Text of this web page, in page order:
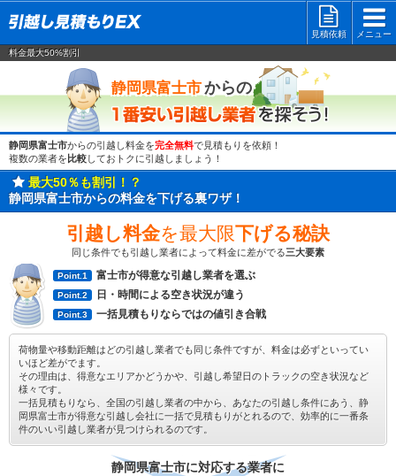
見積依頼
メニュー
料金最大50%割引
静岡県富士市からの
静岡県富士市からの引越し料金を完全無料で見積もりを依頼！
複数の業者を 比較しておトクに引越しましょう！
最大50％も割引！？
静岡県富士市からの料金を下げる裏ワザ！
引越し料金を最大限下げる秘訣
同じ条件でも引越し業者によって料金に差がでる三大要素
Point.1 富士市が得意な引越し業者を選ぶ
Point.2 日・時間による空き状況が違う
Point.3 一括見積もりならではの値引き合戦
荷物量や移動距離はどの引越し業者でも同じ条件ですが、料金は必ずといってい
いほど差がでます。
その理由は、得意なエリアかどうかや、引越し希望日のトラックの空き状況など
様々です。
一括見積もりなら、全国の引越し業者の中から、あなたの引越し条件にあう、静
岡県富士市が得意な引越し会社に一括で見積もりがとれるので、効率的に一番条
件のいい引越し業者が見つけられるのです。
静岡県富士市に対応する業者に